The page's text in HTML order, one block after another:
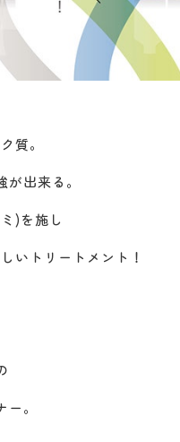
質。
出来る。
)を施し
いトリートメント！
。